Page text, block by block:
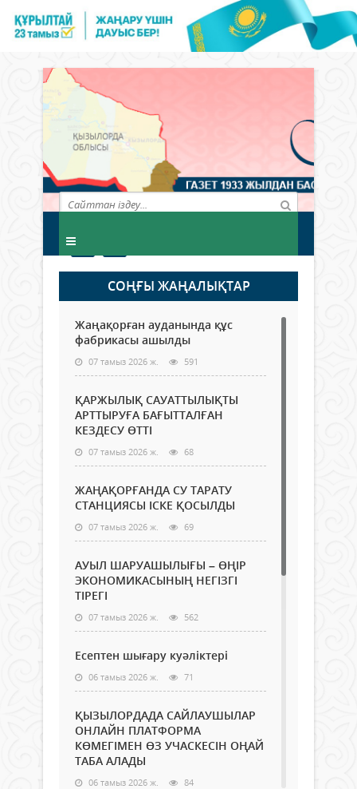
СОҢҒЫ ЖАҢАЛЫҚТАР
Жаңақорған ауданында құс
фабрикасы ашылды
07 тамыз 2026 ж. 591
ҚАРЖЫЛЫҚ САУАТТЫЛЫҚТЫ
АРТТЫРУҒА БАҒЫТТАЛҒАН
КЕЗДЕСУ ӨТТІ
07 тамыз 2026 ж. 68
ЖАҢАҚОРҒАНДА СУ ТАРАТУ
СТАНЦИЯСЫ ІСКЕ ҚОСЫЛДЫ
07 тамыз 2026 ж. 69
АУЫЛ ШАРУАШЫЛЫҒЫ – ӨҢІР
ЭКОНОМИКАСЫНЫҢ НЕГІЗГІ
ТІРЕГІ
07 тамыз 2026 ж. 562
Есептен шығару куәліктері
06 тамыз 2026 ж. 71
ҚЫЗЫЛОРДАДА САЙЛАУШЫЛАР
ОНЛАЙН ПЛАТФОРМА
КӨМЕГІМЕН ӨЗ УЧАСКЕСІН ОҢАЙ
ТАБА АЛАДЫ
06 тамыз 2026 ж. 84